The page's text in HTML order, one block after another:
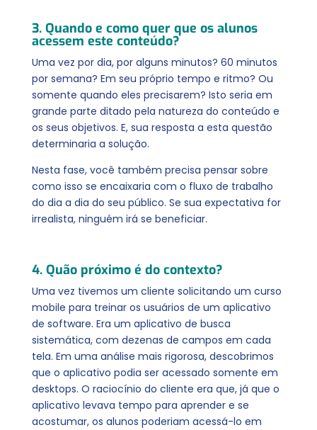
3. Quando e como quer que os alunos
acessem este conteúdo?
Uma vez por dia, por alguns minutos? 60 minutos
por semana? Em seu próprio tempo e ritmo? Ou
somente quando eles precisarem? Isto seria em
grande parte ditado pela natureza do conteúdo e
os seus objetivos. E, sua resposta a esta questão
determinaria a solução.
Nesta fase, você também precisa pensar sobre
como isso se encaixaria com o fluxo de trabalho
do dia a dia do seu público. Se sua expectativa for
irrealista, ninguém irá se beneficiar.
4. Quão próximo é do contexto?
Uma vez tivemos um cliente solicitando um curso
mobile para treinar os usuários de um aplicativo
de software. Era um aplicativo de busca
sistemática, com dezenas de campos em cada
tela. Em uma análise mais rigorosa, descobrimos
que o aplicativo podia ser acessado somente em
desktops. O raciocínio do cliente era que, já que o
aplicativo levava tempo para aprender e se
acostumar, os alunos poderiam acessá-lo em